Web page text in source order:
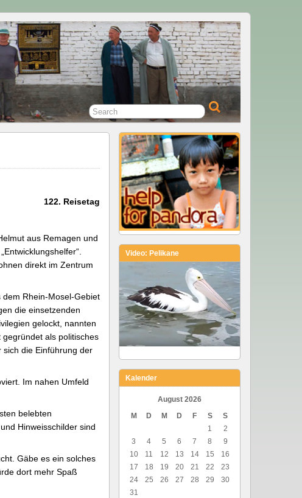
122. Reisetag
aus Remagen und
direkt im Zentrum
Rhein-Mosel-Gebiet
die einsetzenden
gelockt, nannten
als politisches
die Einführung der
Im nahen Umfeld
belebten
Hinweisschilder sind
Gäbe es ein solches
dort mehr Spaß
Video: Pelikane
Kalender
August 2026
M
D M D F S
S
1
2
3
4 5 6 7 8
9
10
11 12 13 14 15
16
17
18 19 20 21 22
23
24
25 26 27 28 29
30
31